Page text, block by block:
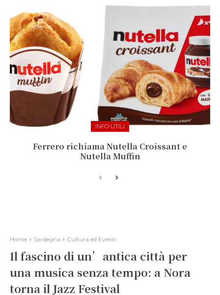
INFO UTILI
Ferrero richiama Nutella Croissant e
Nutella Muffin